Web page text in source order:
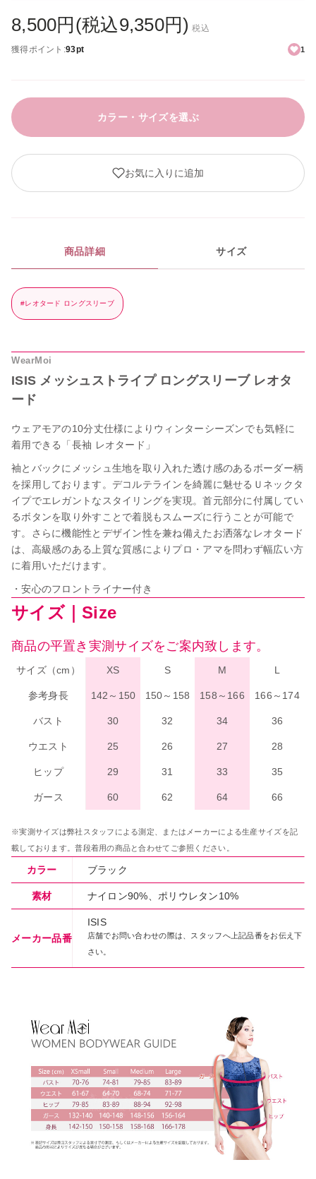
ュリナー
[A4カレンダープレゼント]サタ
ネラ
8,500円(税込9,350円) 税込
獲得ポイント:93pt 1
カラー・サイズを選ぶ
お気に入りに追加
商品詳細 サイズ
#レオタード ロングスリーブ
WearMoi
ISIS メッシュストライプ ロングスリーブ レオタ
ード
ウェアモアの10分丈仕様によりウィンターシーズンでも気軽に
着用できる「長袖 レオタード」
袖とバックにメッシュ生地を取り入れた透け感のあるボーダー柄
を採用しております。デコルテラインを綺麗に魅せるＵネックタ
イプでエレガントなスタイリングを実現。首元部分に付属してい
るボタンを取り外すことで着脱もスムーズに行うことが可能で
す。さらに機能性とデザイン性を兼ね備えたお洒落なレオタード
は、高級感のある上質な質感によりプロ・アマを問わず幅広い方
に着用いただけます。
・安心のフロントライナー付き
サイズ｜Size
商品の平置き実測サイズをご案内致します。
サイズ（cm） XS S M L
参考身長 142～150 150～158 158～166 166～174
バスト 30 32 34 36
ウエスト 25 26 27 28
ヒップ 29 31 33 35
ガース 60 62 64 66
※実測サイズは弊社スタッフによる測定、またはメーカーによる生産サイズを記
載しております。普段着用の商品と合わせてご参照ください。
カラー ブラック
素材 ナイロン90%、ポリウレタン10%
メーカー品番
ISIS
店舗でお問い合わせの際は、スタッフへ上記品番をお伝え下
さい。